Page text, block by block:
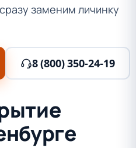
заменим личинку
8 (800) 350-24-19